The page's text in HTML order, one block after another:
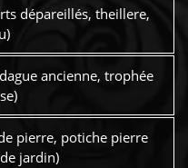
dépareillés, theillere,
ancienne, trophée
pierre, potiche pierre
jardin)